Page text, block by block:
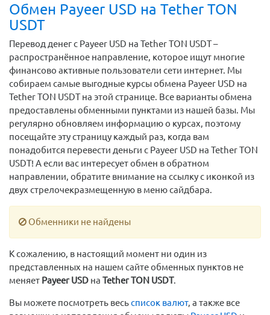
Обмен Payeer USD на Tether TON
USDT
Перевод денег с Payeer USD на Tether TON USDT –
распространённое направление, которое ищут многие
финансово активные пользователи сети интернет. Мы
собираем самые выгодные курсы обмена Payeer USD на
Tether TON USDT на этой странице. Все варианты обмена
предоставлены обменными пунктами из нашей базы. Мы
регулярно обновляем информацию о курсах, поэтому
посещайте эту страницу каждый раз, когда вам
понадобится перевести деньги с Payeer USD на Tether TON
USDT! А если вас интересует обмен в обратном
направлении, обратите внимание на ссылку с иконкой из
двух стрелочекразмещенную в меню сайдбара.
Обменники не найдены
К сожалению, в настоящий момент ни один из
представленных на нашем сайте обменных пунктов не
меняет Payeer USD на Tether TON USDT.
Вы можете посмотреть весьсписок валют, а также все